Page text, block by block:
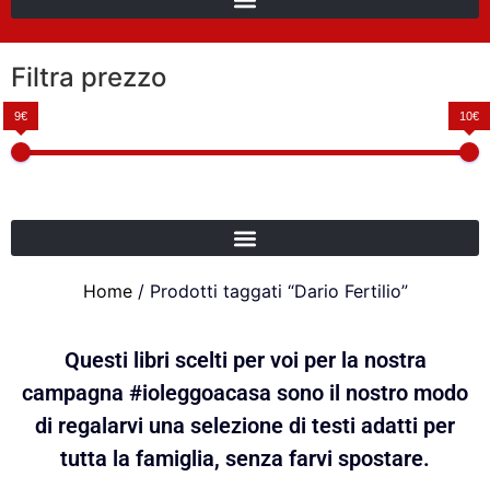
Filtra prezzo
9€ 10€
Home/ Prodotti taggati “Dario Fertilio”
Questi libri scelti per voi per la nostra
campagna #ioleggoacasa sono il nostro modo
di regalarvi una selezione di testi adatti per
tutta la famiglia, senza farvi spostare.